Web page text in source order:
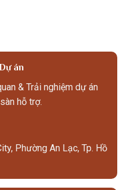
án
& Trải nghiệm dự án
hỗ trợ.
Phường An Lạc, Tp. Hồ